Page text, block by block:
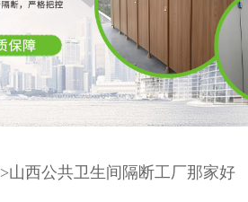
>山西公共卫生间隔断工厂那家好